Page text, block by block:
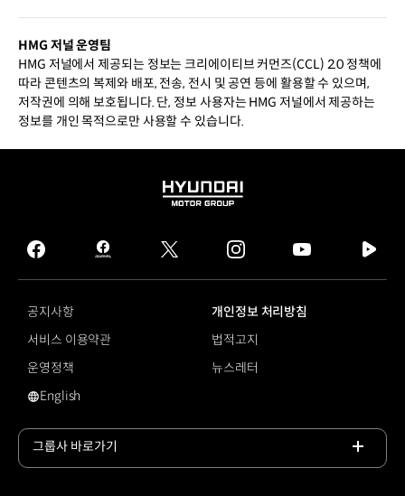
HMG 저널 운영팀
HMG 저널에서 제공되는 정보는 크리에이티브 커먼즈(CCL) 2.0 정책에
따라 콘텐츠의 복제와 배포, 전송, 전시 및 공연 등에 활용할 수 있으며,
저작권에 의해 보호됩니다. 단, 정보 사용자는 HMG 저널에서 제공하는
정보를 개인 목적으로만 사용할 수 있습니다.
HYUNDAI
GROUP
facebook
hmg
journal
twitter instagram
tv
공지사항
개인정보 처리방침
서비스 이용약관
법적고지
운영정책
뉴스레터
영문 사이트로 이동
English
그룹사 바로가기